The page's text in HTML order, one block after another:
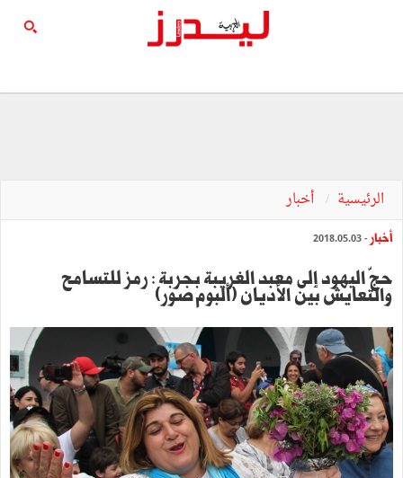
الرئيسية أخبار
أخبار - 2018.05.03
حجّ اليهود إلى معبد الغريبة بجربة : رمز للتسامح
والتعايش بين الأديان (ألبوم صور)